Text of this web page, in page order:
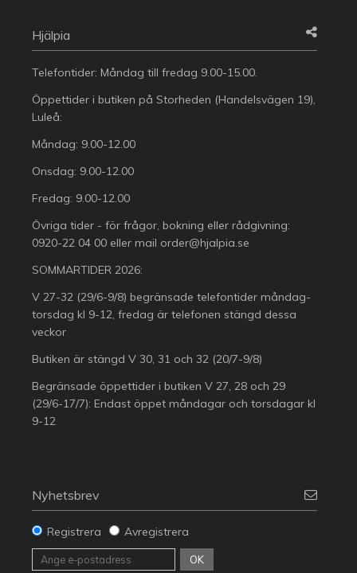
Hjälpia
Telefontider: Måndag till fredag 9.00-15.00.
Öppettider i butiken på Storheden (Handelsvägen 19),
Luleå:
Måndag: 9.00-12.00
Onsdag: 9.00-12.00
Fredag: 9.00-12.00
Övriga tider - för frågor, bokning eller rådgivning:
0920-22 04 00 eller mail order@hjalpia.se
SOMMARTIDER 2026:
V 27-32 (29/6-9/8) begränsade telefontider måndag-
torsdag kl 9-12, fredag är telefonen stängd dessa
veckor
Butiken är stängd V 30, 31 och 32 (20/7-9/8)
Begränsade öppettider i butiken V 27, 28 och 29
(29/6-17/7): Endast öppet måndagar och torsdagar kl
9-12
Nyhetsbrev
Registrera Avregistrera
OK